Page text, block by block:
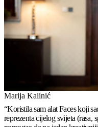
Marija Kalinić
“Koristila sam alat Faces koji
reprezenta cijelog svijeta (rasa,